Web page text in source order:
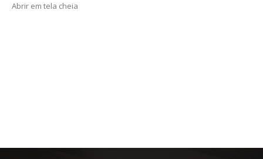
Abrir em tela cheia